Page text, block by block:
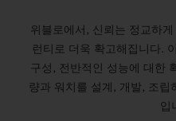
위블로에서, 신뢰는 정교하
런티로 더욱 확고해집니다.
구성, 전반적인 성능에 대한
량과 워치를 설계, 개발, 조
입